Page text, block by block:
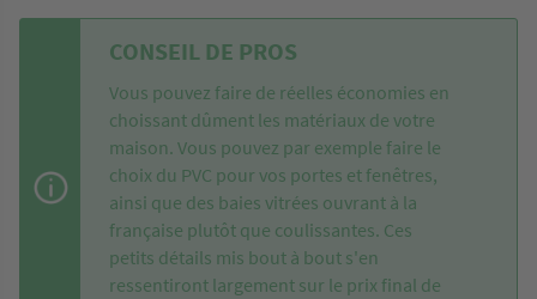
CONSEIL DE PROS
Vous pouvez faire de réelles économies en
choissant dûment les matériaux de votre
maison. Vous pouvez par exemple faire le
choix du PVC pour vos portes et fenêtres,
ainsi que des baies vitrées ouvrant à la
française plutôt que coulissantes. Ces
petits détails mis bout à bout s'en
ressentiront largement sur le prix final de